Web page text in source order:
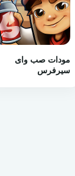
مودات صب واى
سيرفرس